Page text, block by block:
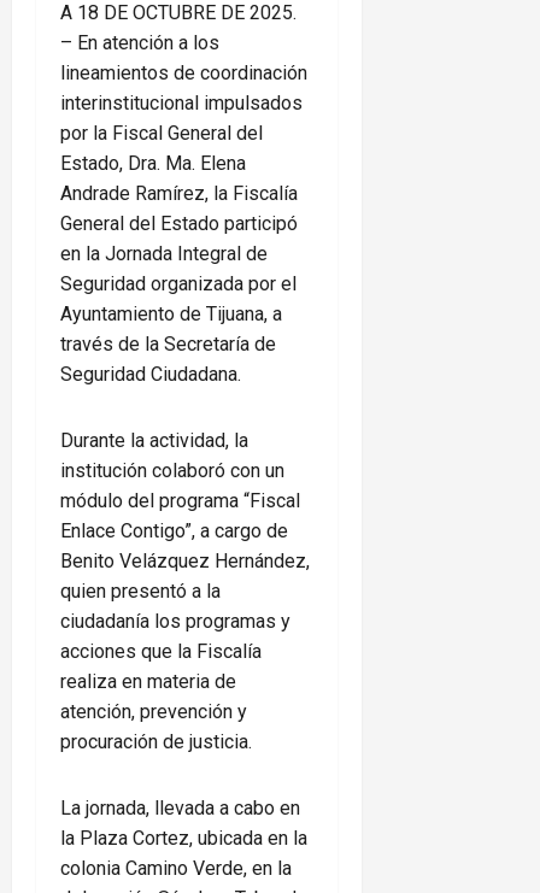
A 18 DE OCTUBRE DE 2025.
– En atención a los
lineamientos de coordinación
interinstitucional impulsados
por la Fiscal General del
Estado, Dra. Ma. Elena
Andrade Ramírez, la Fiscalía
General del Estado participó
en la Jornada Integral de
Seguridad organizada por el
Ayuntamiento de Tijuana, a
través de la Secretaría de
Seguridad Ciudadana.
Durante la actividad, la
institución colaboró con un
módulo del programa “Fiscal
Enlace Contigo”, a cargo de
Benito Velázquez Hernández,
quien presentó a la
ciudadanía los programas y
acciones que la Fiscalía
realiza en materia de
atención, prevención y
procuración de justicia.
La jornada, llevada a cabo en
la Plaza Cortez, ubicada en la
colonia Camino Verde, en la